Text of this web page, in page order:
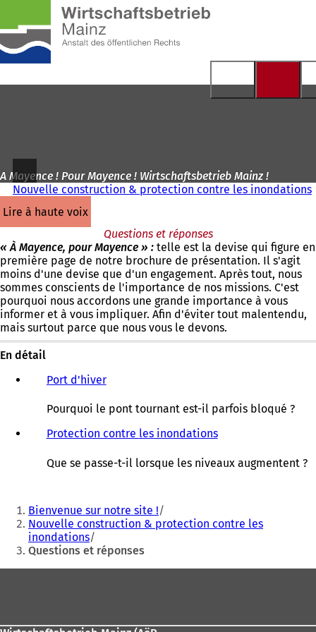
Accéder au contenu
page
d'accueil
A Mayence ! Pour Mayence ! Wirtschaftsbetrieb Mainz !
Nouvelle construction & protection contre les inondations
lire à haute voix
Questions et réponses
« À Mayence, pour Mayence » : telle est la devise qui figure en
première page de notre brochure de présentation. Il s'agit
moins d'une devise que d'un engagement. Après tout, nous
sommes conscients de l'importance de nos missions. C'est
pourquoi nous accordons une grande importance à vous
informer et à vous impliquer. Afin d'éviter tout malentendu,
mais surtout parce que nous vous le devons.
En détail
Port d'hiver
Pourquoi le pont tournant est-il parfois bloqué ?
Protection contre les inondations
Que se passe-t-il lorsque les niveaux augmentent ?
Vous
êtes
ici
Bienvenue sur notre site !
Nouvelle construction & protection contre les
inondations
Questions et réponses